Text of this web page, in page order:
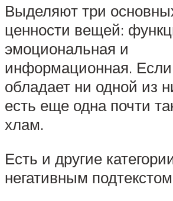
Выделяют три
ценности вещей:
эмоциональная и
информационная.
обладает ни одной из
есть еще одна почти
хлам.
Есть и другие
негативным